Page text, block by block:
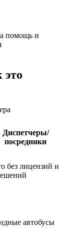
помощь и
это
Диспетчеры/
посредники
без лицензий и
автобусы